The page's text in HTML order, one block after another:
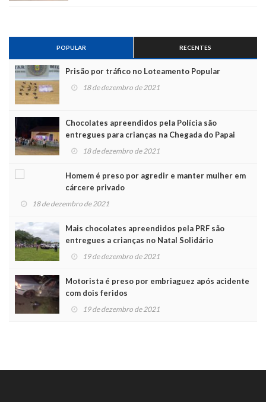
POPULAR RECENTES
Prisão por tráfico no Loteamento Popular
18 de dezembro de 2021
Chocolates apreendidos pela Polícia são
entregues para crianças na Chegada do Papai
Noel
18 de dezembro de 2021
Homem é preso por agredir e manter mulher em
cárcere privado
18 de dezembro de 2021
Mais chocolates apreendidos pela PRF são
entregues a crianças no Natal Solidário
19 de dezembro de 2021
Motorista é preso por embriaguez após acidente
com dois feridos
19 de dezembro de 2021